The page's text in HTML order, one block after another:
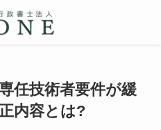
任技術者要件が緩
内容とは?